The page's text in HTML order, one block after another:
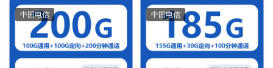
中国电信 中国电信